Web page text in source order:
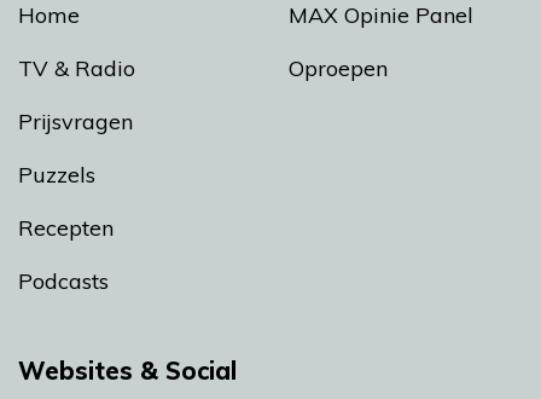
Home
TV & Radio
Prijsvragen
Puzzels
Recepten
Podcasts
MAX Opinie Panel
Oproepen
Websites & Social